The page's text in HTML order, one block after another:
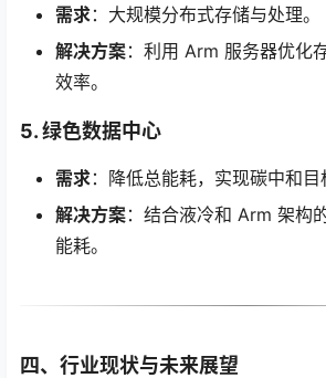
需求：大规模分布式存储与处理。
解决方案：利用 Arm 服务器优化
效率。
5. 绿色数据中心
需求：降低总能耗，实现碳中和目
解决方案：结合液冷和 Arm 架构
能耗。
四、行业现状与未来展望